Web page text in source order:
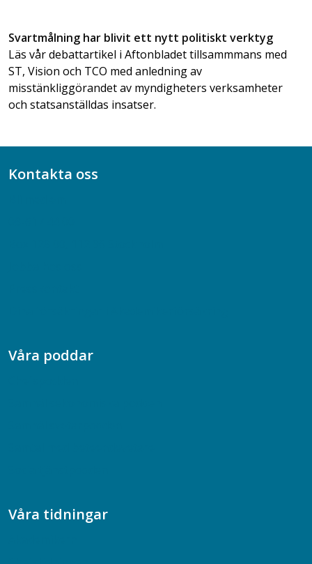
Svartmålning har blivit ett nytt politiskt verktyg
Läs vår debattartikel i Aftonbladet tillsammmans med
ST, Vision och TCO med anledning av
misstänkliggörandet av myndigheters verksamheter
och statsanställdas insatser.
Kontakta oss
Våra poddar
Våra tidningar